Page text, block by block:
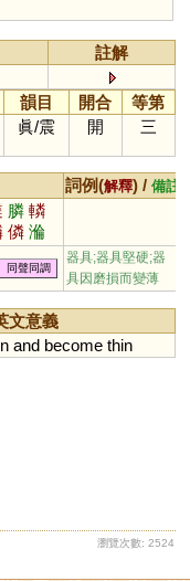
註解
韻目 開合
等第
眞/震 開 三
詞例(解釋) / 備註
膦 轔
僯 溣
同聲同調
器具;器具堅硬;器
具因磨損而變薄
文意義
and become thin
瀏覽次數: 2524